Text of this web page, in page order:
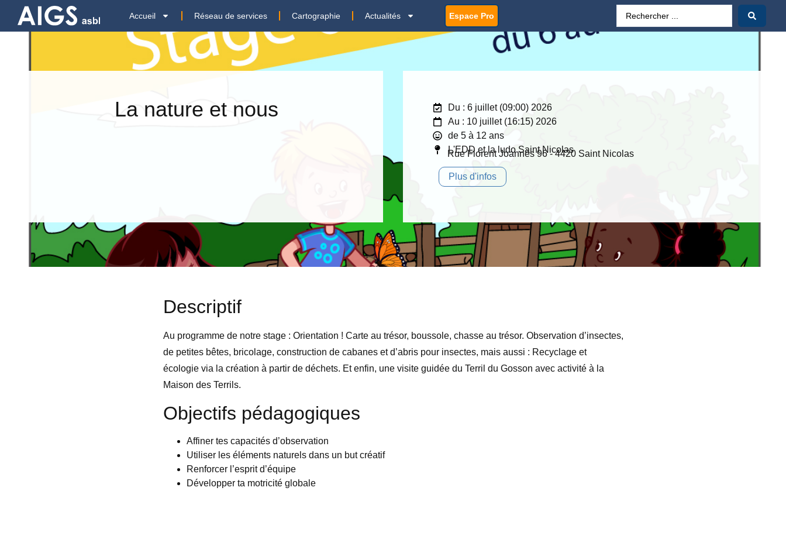
Accueil Réseau de services Cartographie Actualités Espace Pro
La nature et nous
Du : 6 juillet (09:00) 2026
Au : 10 juillet (16:15) 2026
de 5 à 12 ans
L'EDD et la ludo Saint Nicolas
Rue Florent Joannès 96 - 4420 Saint Nicolas
Plus d'infos
Descriptif
Au programme de notre stage : Orientation ! Carte au trésor, boussole, chasse au trésor. Observation d’insectes,
de petites bêtes, bricolage, construction de cabanes et d’abris pour insectes, mais aussi : Recyclage et
écologie via la création à partir de déchets. Et enfin, une visite guidée du Terril du Gosson avec activité à la
Maison des Terrils.
Objectifs pédagogiques
Affiner tes capacités d’observation
Utiliser les éléments naturels dans un but créatif
Renforcer l’esprit d’équipe
Développer ta motricité globale